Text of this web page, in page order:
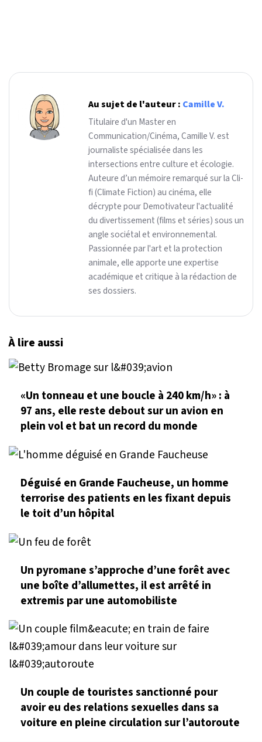
Au sujet de l'auteur : Camille V.
Titulaire d'un Master en
Communication/Cinéma, Camille V. est
journaliste spécialisée dans les
intersections entre culture et écologie.
Auteure d’un mémoire remarqué sur la Cli-
fi (Climate Fiction) au cinéma, elle
décrypte pour Demotivateur l'actualité
du divertissement (films et séries) sous un
angle sociétal et environnemental.
Passionnée par l'art et la protection
animale, elle apporte une expertise
académique et critique à la rédaction de
ses dossiers.
À lire aussi
«Un tonneau et une boucle à 240 km/h» : à
97 ans, elle reste debout sur un avion en
plein vol et bat un record du monde
Déguisé en Grande Faucheuse, un homme
terrorise des patients en les fixant depuis
le toit d’un hôpital
Un pyromane s’approche d’une forêt avec
une boîte d’allumettes, il est arrêté in
extremis par une automobiliste
Un couple de touristes sanctionné pour
avoir eu des relations sexuelles dans sa
voiture en pleine circulation sur l’autoroute